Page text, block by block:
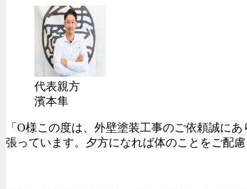
代表親方
濱本隼
「O様この度は、外壁塗装工事のご依頼誠に
張っています。夕方になれば体のことをご配